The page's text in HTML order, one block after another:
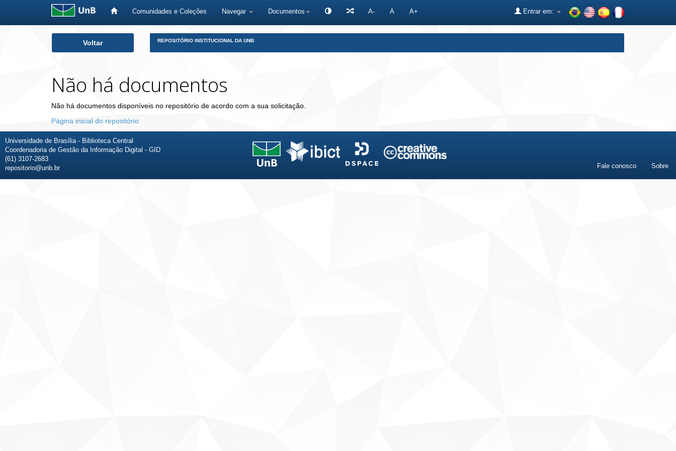
Comunidades e Coleções Navegar Documentos A- A A+ Entrar em:
Voltar REPOSITÓRIO INSTITUCIONAL DA UNB
Não há documentos
Não há documentos disponíveis no repositório de acordo com a sua solicitação.
Página inicial do repositório
Universidade de Brasília - Biblioteca Central
Coordenadoria de Gestão da Informação Digital - GID
(61) 3107-2683
repositorio@unb.br
Fale conosco Sobre